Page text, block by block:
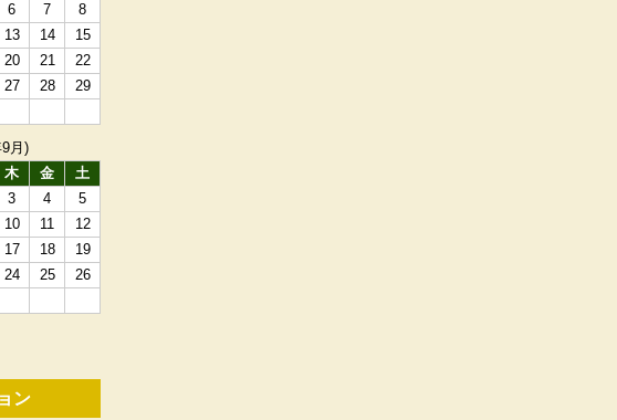
6 7
8
13 14
15
20 21
22
27 28
29
月)
木 金
土
3 4
5
10 11
12
17 18
19
24 25
26
ン